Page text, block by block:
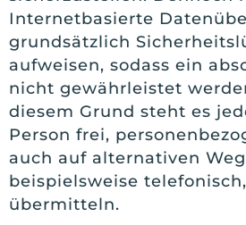
Internetbasierte
grundsätzlich
aufweisen, sodass ein
nicht gewährleistet
diesem Grund steht es
Person frei,
auch auf alternativen
beispielsweise
übermitteln.